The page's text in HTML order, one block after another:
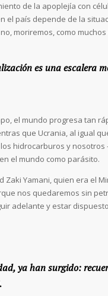
de la apoplejía con
el país depende de la
moriremos, como
es una escalera
el mundo progresa tan
que Ucrania, al igual
hidrocarburos y
el mundo como parásito.
Zaki Yamani, quien era el
nos quedaremos sin
adelante y estar
ya han surgido: